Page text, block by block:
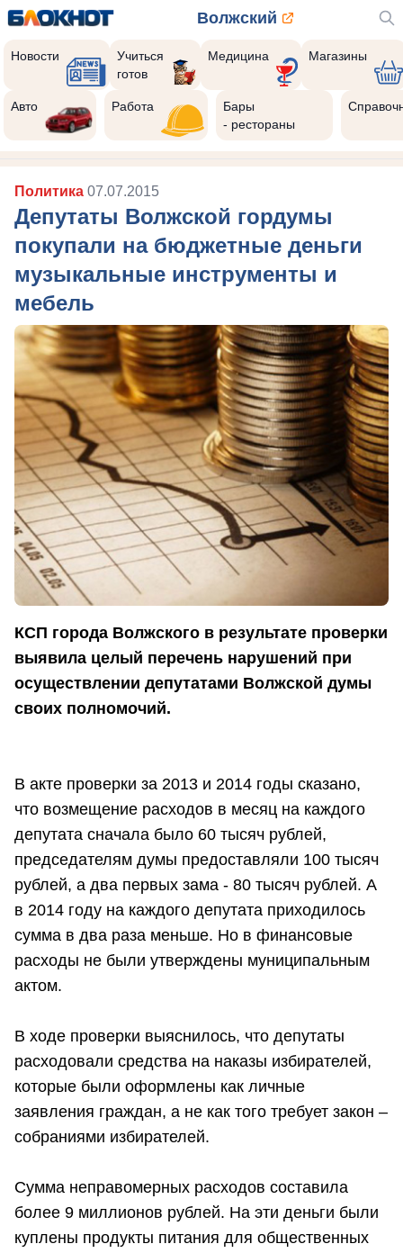
Волжский
Новости
Учиться
готов
Медицина Магазины
Авто Работа
Бары
- рестораны
Политика 07.07.2015
Депутаты Волжской гордумы
покупали на бюджетные деньги
музыкальные инструменты и
мебель
КСП города Волжского в результате проверки
выявила целый перечень нарушений при
осуществлении депутатами Волжской думы
своих полномочий.
В акте проверки за 2013 и 2014 годы сказано,
что возмещение расходов в месяц на каждого
депутата сначала было 60 тысяч рублей,
председателям думы предоставляли 100 тысяч
рублей, а два первых зама - 80 тысяч рублей. А
в 2014 году на каждого депутата приходилось
сумма в два раза меньше. Но в финансовые
расходы не были утверждены муниципальным
актом.
В ходе проверки выяснилось, что депутаты
расходовали средства на наказы избирателей,
которые были оформлены как личные
заявления граждан, а не как того требует закон –
собраниями избирателей.
Сумма неправомерных расходов составила
более 9 миллионов рублей. На эти деньги были
куплены продукты питания для общественных